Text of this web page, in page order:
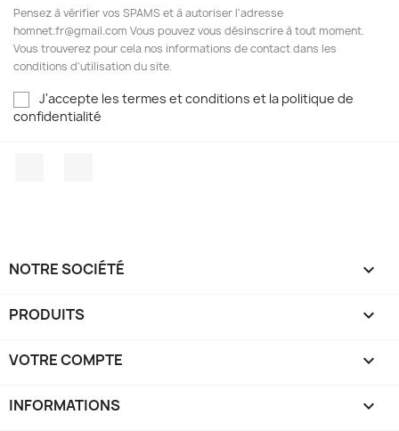
Pensez à vérifier vos SPAMS et à autoriser l'adresse
homnet.fr@gmail.com Vous pouvez vous désinscrire à tout moment.
Vous trouverez pour cela nos informations de contact dans les
conditions d'utilisation du site.
J'accepte les termes et conditions et la politique de
confidentialité
NOTRE SOCIÉTÉ 
PRODUITS 
VOTRE COMPTE 
INFORMATIONS keyboard_arrow_down